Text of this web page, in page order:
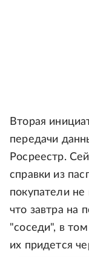
Вторая
передачи
Росреестр.
справки из
покупатели
что завтра на
"соседи", в
их придется